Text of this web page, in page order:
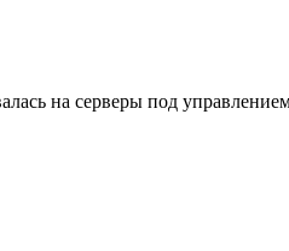
на серверы под